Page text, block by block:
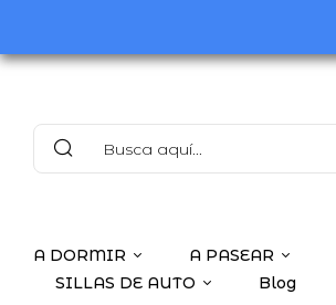
A DORMIR A PASEAR
SILLAS DE AUTO
Blog